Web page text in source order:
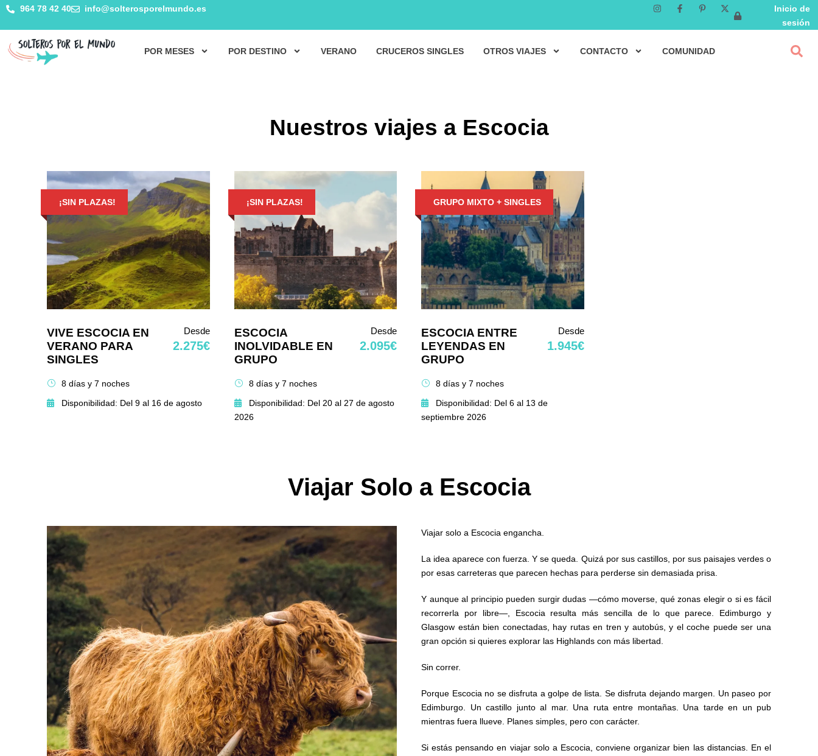
964 78 42 40 info@solterosporelmundo.es
Inicio de
sesión
POR MESES POR DESTINO VERANO CRUCEROS SINGLES OTROS VIAJES CONTACTO COMUNIDAD
Nuestros viajes a Escocia
¡SIN PLAZAS!
VIVE ESCOCIA EN
VERANO PARA
SINGLES
Desde
2.275€
8 días y 7 noches
Disponibilidad: Del 9 al 16 de agosto
¡SIN PLAZAS!
ESCOCIA
INOLVIDABLE EN
GRUPO
Desde
2.095€
8 días y 7 noches
Disponibilidad: Del 20 al 27 de agosto
2026
GRUPO MIXTO + SINGLES
ESCOCIA ENTRE
LEYENDAS EN
GRUPO
Desde
1.945€
8 días y 7 noches
Disponibilidad: Del 6 al 13 de
septiembre 2026
Viajar Solo a Escocia
Viajar solo a Escocia engancha.
La idea aparece con fuerza. Y se queda. Quizá por sus castillos, por sus paisajes verdes o
por esas carreteras que parecen hechas para perderse sin demasiada prisa.
Y aunque al principio pueden surgir dudas —cómo moverse, qué zonas elegir o si es fácil
recorrerla por libre—, Escocia resulta más sencilla de lo que parece. Edimburgo y
Glasgow están bien conectadas, hay rutas en tren y autobús, y el coche puede ser una
gran opción si quieres explorar las Highlands con más libertad.
Sin correr.
Porque Escocia no se disfruta a golpe de lista. Se disfruta dejando margen. Un paseo por
Edimburgo. Un castillo junto al mar. Una ruta entre montañas. Una tarde en un pub
mientras fuera llueve. Planes simples, pero con carácter.
Si estás pensando en viajar solo a Escocia, conviene organizar bien las distancias. En el